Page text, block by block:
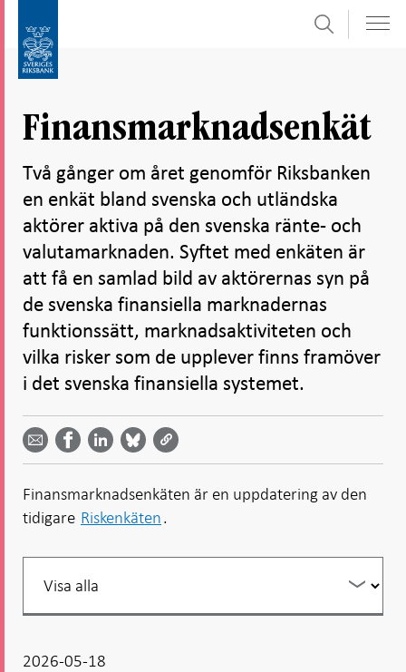
direkt
undersidor
Sök
Finansmarknadsenkät
Två gånger om året genomför Riksbanken
en enkät bland svenska och utländska
aktörer aktiva på den svenska ränte- och
valutamarknaden. Syftet med enkäten är
att få en samlad bild av aktörernas syn på
de svenska finansiella marknadernas
funktionssätt, marknadsaktiviteten och
vilka risker som de upplever finns framöver
i det svenska finansiella systemet.
Dela
email -
Öppnas
i ny flik
Dela på
Facebook
- Öppnas
Dela på
LinkedIn
-
Öppnas
i ny flik
på
Bluesky
-
i ny flik
på
Twitter
-
i ny flik
Finansmarknadsenkäten är en uppdatering av den
tidigare Riskenkäten.
Filtrera
2026-05-18